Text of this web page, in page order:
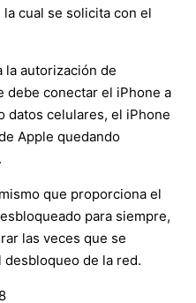
cual se solicita con el
la autorización de
debe conectar el iPhone a
datos celulares, el iPhone
Apple quedando
que proporciona el
para siempre,
las veces que se
de la red.